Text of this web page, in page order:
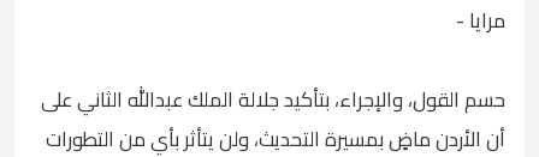
مرايا -
حسم القول، والإجراء، بتأكيد جلالة الملك عبدالله الثاني على
أن الأردن ماضٍ بمسيرة التحديث، ولن يتأثر بأي من التطورات